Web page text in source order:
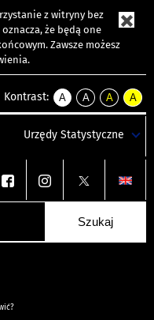
z witryny bez
że będą one
Zawsze możesz
Kontrast:
A
kontrast
A
kontrast
tekst
czarnym
A
kontrast
tekst
czarnym
A
tekst
żółtym
Urzędy Statystyczne